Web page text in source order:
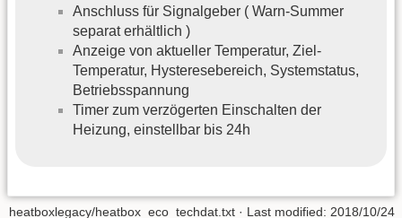
Anschluss für Signalgeber ( Warn-Summer
separat erhältlich )
Anzeige von aktueller Temperatur, Ziel-
Temperatur, Hysteresebereich, Systemstatus,
Betriebsspannung
Timer zum verzögerten Einschalten der
Heizung, einstellbar bis 24h
heatboxlegacy/heatbox_eco_techdat.txt · Last modified: 2018/10/24